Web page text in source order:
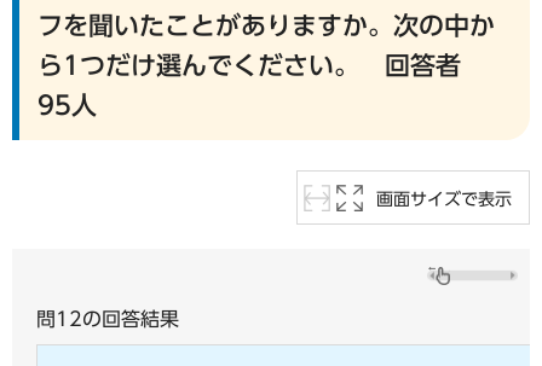
フを聞いたことがありますか。次の中か
ら1つだけ選んでください。 回答者
95人
画面サイズで表示
問12の回答結果